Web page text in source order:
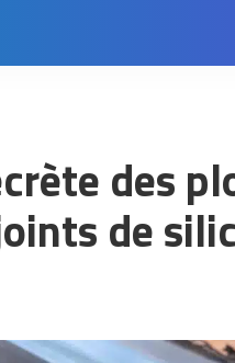
des
de